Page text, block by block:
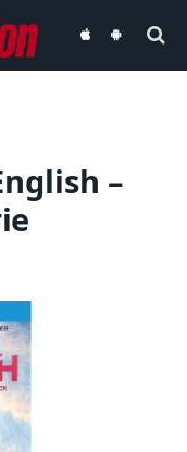
audiovisionaudiovision
–